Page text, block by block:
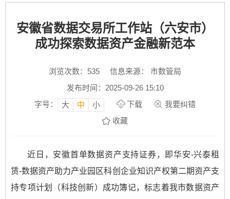
安徽省数据交易所工作站（六安市）
成功探索数据资产金融新范本
浏览次数： 535
信息来源： 市数管局
发布时间：2025-09-26 15:10
字号：
大 中 小 下载
我要纠错
收藏
近日，安徽首单数据资产支持证券，即华安-兴泰租
赁-数据资产助力产业园区科创企业知识产权第二期资产支
持专项计划（科技创新）成功簿记，标志着我市数据资产